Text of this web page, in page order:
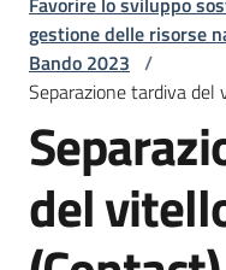
Argomenti
Novità
Servizi
Leggi
gestione delle risorse
Bando 2023 /
Separazione tardiva
del